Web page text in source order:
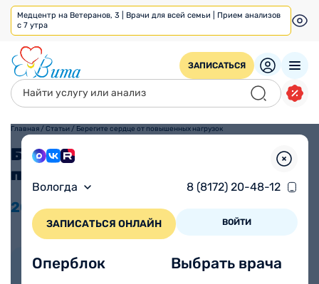
Медцентр на Ветеранов, 3 | Врачи для всей семьи | Прием анализов
с 7 утра
ЗАПИСАТЬСЯ
Вологда 8 (8172) 20-48-12
ЗАПИСАТЬСЯ ОНЛАЙН ВОЙТИ
Оперблок
Выбрать врача
Главная /Статьи / Берегите сердце от повышенных нагрузок
Берегите сердце от
повышенных нагрузок
20.05
3 минуты
Автор статьи: